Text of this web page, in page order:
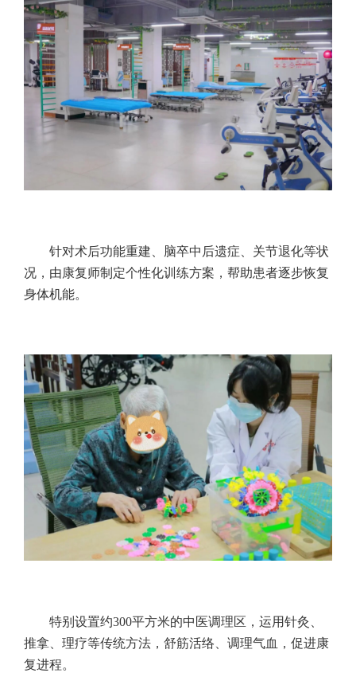
针对术后功能重建、脑卒中后遗症、关节退化等状
况，由康复师制定个性化训练方案，帮助患者逐步恢复
身体机能。
特别设置约300平方米的中医调理区，运用针灸、
推拿、理疗等传统方法，舒筋活络、调理气血，促进康
复进程。